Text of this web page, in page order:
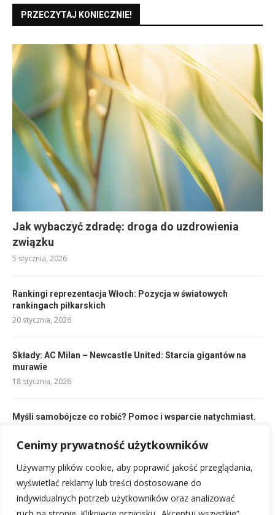
Cenimy prywatność użytkowników
Używamy plików cookie, aby poprawić jakość przeglądania,
wyświetlać reklamy lub treści dostosowane do
indywidualnych potrzeb użytkowników oraz analizować
PRZECZYTAJ KONIECZNIE!
Jak wybaczyć zdradę: droga do uzdrowienia
związku
5 stycznia, 2026
Rankingi reprezentacja Włoch: Pozycja w światowych
rankingach piłkarskich
20 stycznia, 2026
Składy: AC Milan – Newcastle United: Starcia gigantów na
murawie
18 stycznia, 2026
Myśli samobójcze co robić? Pomoc i wsparcie natychmiast.
Problemy ze snem w ciąży: Bezsenność ciężarnych,
przyczyny i porady
6 stycznia, 2026